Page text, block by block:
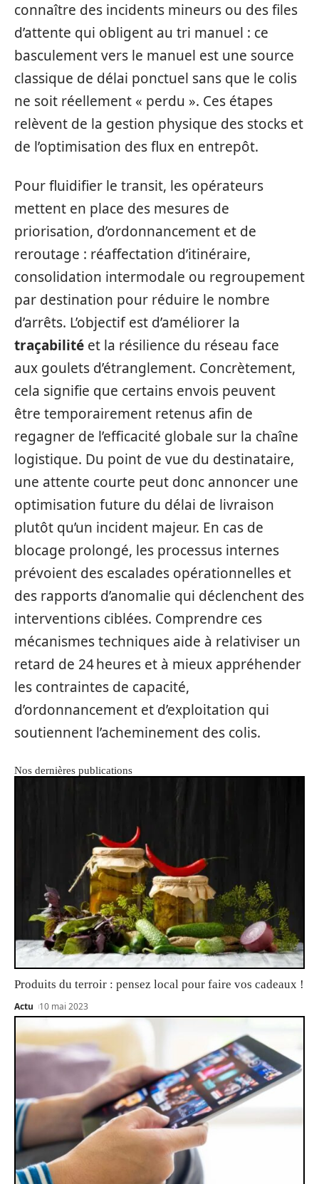
connaître des incidents mineurs ou des files
d’attente qui obligent au tri manuel : ce
basculement vers le manuel est une source
classique de délai ponctuel sans que le colis
ne soit réellement « perdu ». Ces étapes
relèvent de la gestion physique des stocks et
de l’optimisation des flux en entrepôt.
Pour fluidifier le transit, les opérateurs
mettent en place des mesures de
priorisation, d’ordonnancement et de
reroutage : réaffectation d’itinéraire,
consolidation intermodale ou regroupement
par destination pour réduire le nombre
d’arrêts. L’objectif est d’améliorer la
traçabilité et la résilience du réseau face
aux goulets d’étranglement. Concrètement,
cela signifie que certains envois peuvent
être temporairement retenus afin de
regagner de l’efficacité globale sur la chaîne
logistique. Du point de vue du destinataire,
une attente courte peut donc annoncer une
optimisation future du délai de livraison
plutôt qu’un incident majeur. En cas de
blocage prolongé, les processus internes
prévoient des escalades opérationnelles et
des rapports d’anomalie qui déclenchent des
interventions ciblées. Comprendre ces
mécanismes techniques aide à relativiser un
retard de 24 heures et à mieux appréhender
les contraintes de capacité,
d’ordonnancement et d’exploitation qui
soutiennent l’acheminement des colis.
Nos dernières publications
Produits du terroir : pensez local pour faire vos cadeaux !
Actu 10 mai 2023